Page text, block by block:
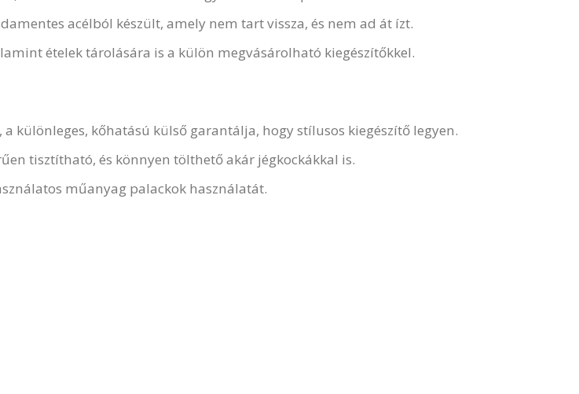
acélból készült, amely nem tart vissza, és nem ad át ízt.
ételek tárolására is a külön megvásárolható kiegészítőkkel.
különleges, kőhatású külső garantálja, hogy stílusos kiegészítő legyen.
tisztítható, és könnyen tölthető akár jégkockákkal is.
műanyag palackok használatát.